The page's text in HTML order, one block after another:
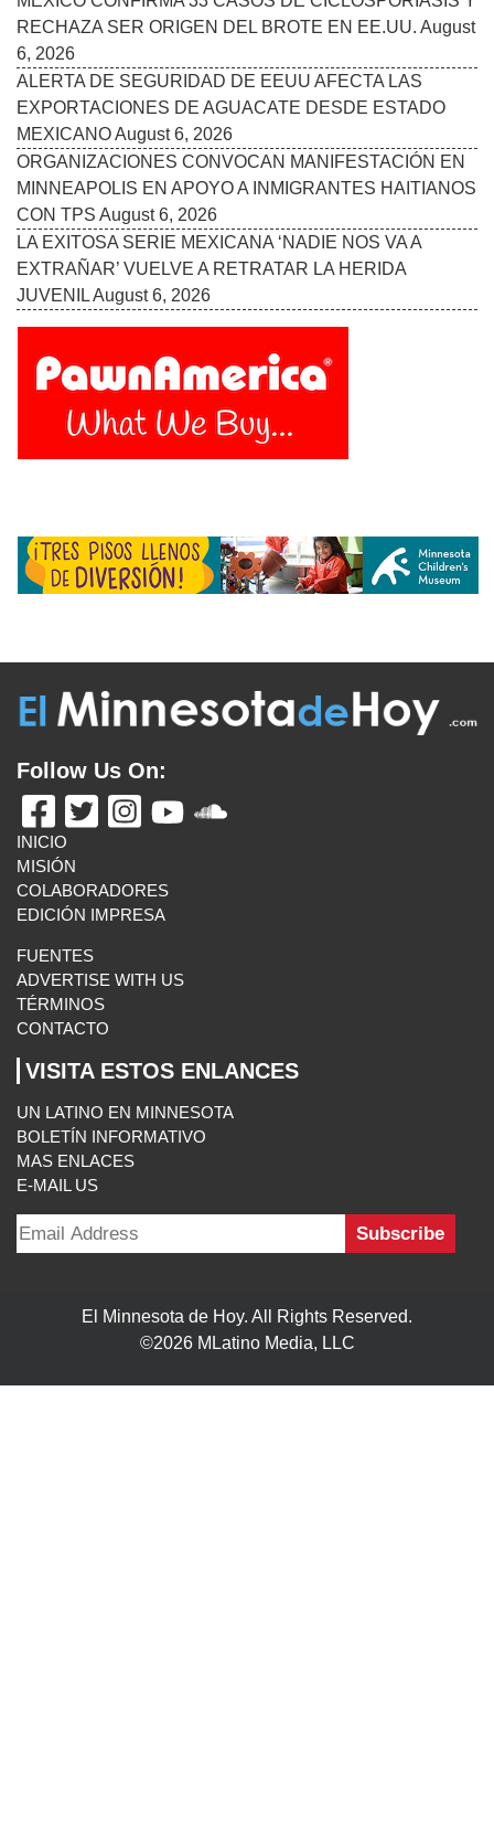
EXTRAÑAR’ VUELVE A RETRATAR LA HERIDA
JUVENILAugust 6, 2026
INICIO
FUENTES
ADVERTISE WITH US
CONTACTO
VISITA ESTOS ENLANCES
UN LATINO EN MINNESOTA
BOLETÍN INFORMATIVO
MAS ENLACES
E-MAIL US
El Minnesota de Hoy. All Rights Reserved.
©2026 MLatino Media, LLC